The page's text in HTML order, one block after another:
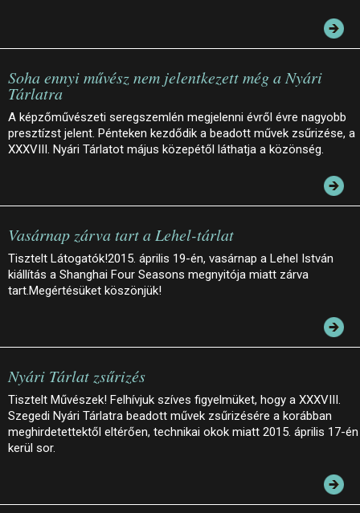
Soha ennyi művész nem jelentkezett még a Nyári
Tárlatra
A képzőművészeti seregszemlén megjelenni évről évre nagyobb
presztízst jelent. Pénteken kezdődik a beadott művek zsűrizése, a
XXXVIII. Nyári Tárlatot május közepétől láthatja a közönség.
Vasárnap zárva tart a Lehel-tárlat
Tisztelt Látogatók!2015. április 19-én, vasárnap a Lehel István
kiállítás a Shanghai Four Seasons megnyitója miatt zárva
tart.Megértésüket köszönjük!
Nyári Tárlat zsűrizés
Tisztelt Művészek! Felhívjuk szíves figyelmüket, hogy a XXXVIII.
Szegedi Nyári Tárlatra beadott művek zsűrizésére a korábban
meghirdetettektől eltérően, technikai okok miatt 2015. április 17-én
kerül sor.